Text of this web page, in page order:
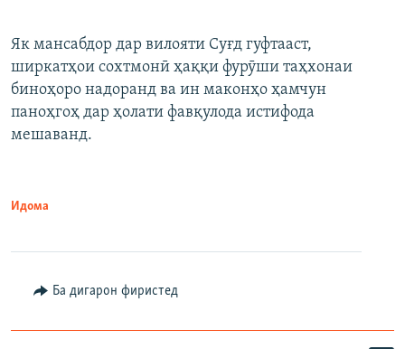
Як мансабдор дар вилояти Суғд гуфтааст,
ширкатҳои сохтмонӣ ҳаққи фурӯши таҳхонаи
биноҳоро надоранд ва ин маконҳо ҳамчун
паноҳгоҳ дар ҳолати фавқулода истифода
мешаванд.
Идома
Ба дигарон фиристед